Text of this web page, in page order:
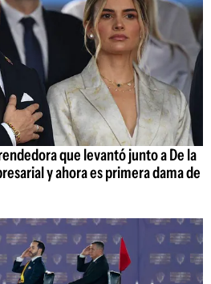
que levantó junto a De la
y ahora es primera dama de